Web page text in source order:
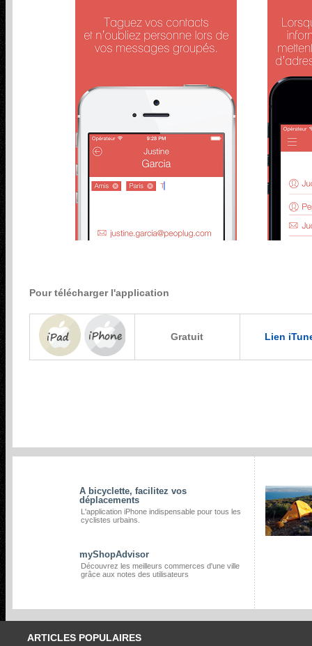
Pour télécharger l'application
Gratuit Lien
A bicyclette, facilitez vos
déplacements
L'application iPhone indispensable pour tous les
cyclistes urbains.
myShopAdvisor
Découvrez les meilleurs commerces d'une ville
grâce aux notes des utilisateurs
ARTICLES POPULAIRES